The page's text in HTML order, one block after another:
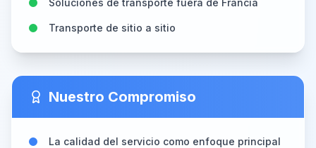
Soluciones de transporte fuera de Francia
Transporte de sitio a sitio
Nuestro Compromiso
La calidad del servicio como enfoque principal